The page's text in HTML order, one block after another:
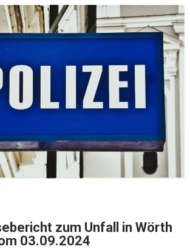
zum Unfall in Wörth
03.09.2024